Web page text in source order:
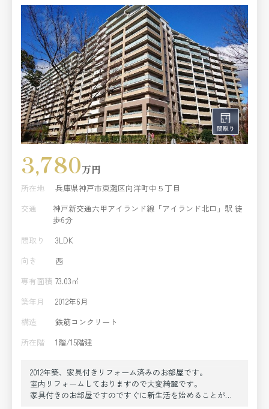
3,780万円
所在地
兵庫県神戸市東灘区向洋町中５丁目
交通
神戸新交通六甲アイランド線「アイランド北口」駅 徒
歩6分
間取り
3LDK
向き
西
専有面積 73.03㎡
築年月
2012年6月
構造
鉄筋コンクリート
所在階
1階/15階建
2012年築、家具付きリフォーム済みのお部屋です。
室内リフォームしておりますので大変綺麗です。
家具付きのお部屋ですのですぐに新生活を始めることが可